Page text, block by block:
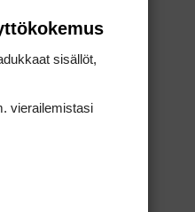
sisällöt,
vierailemis­tasi